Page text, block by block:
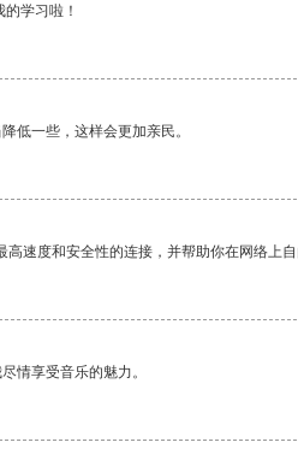
学习啦！
低一些，这样会更加亲民。
速度和安全性的连接，并帮助你在网络上自
情享受音乐的魅力。